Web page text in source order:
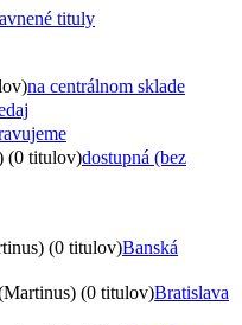
tituly
na centrálnom sklade
(0 titulov)dostupná (bez
(0 titulov)Banská
(0 titulov)Bratislava